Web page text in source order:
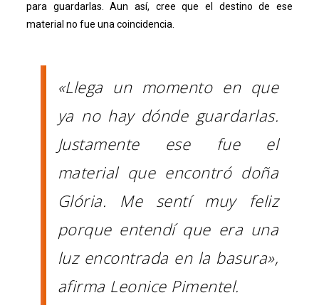
para guardarlas. Aun así, cree que el destino de ese
material no fue una coincidencia.
«Llega un momento en que
ya no hay dónde guardarlas.
Justamente ese fue el
material que encontró doña
Glória. Me sentí muy feliz
porque entendí que era una
luz encontrada en la basura»,
afirma Leonice Pimentel.